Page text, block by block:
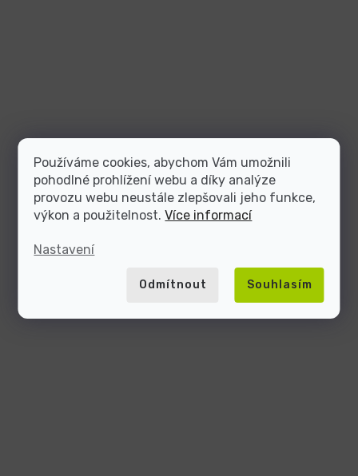
Používáme cookies, abychom Vám umožnili
pohodlné prohlížení webu a díky analýze
provozu webu neustále zlepšovali jeho funkce,
výkon a použitelnost.Více informací
Nastavení
Odmítnout Souhlasím